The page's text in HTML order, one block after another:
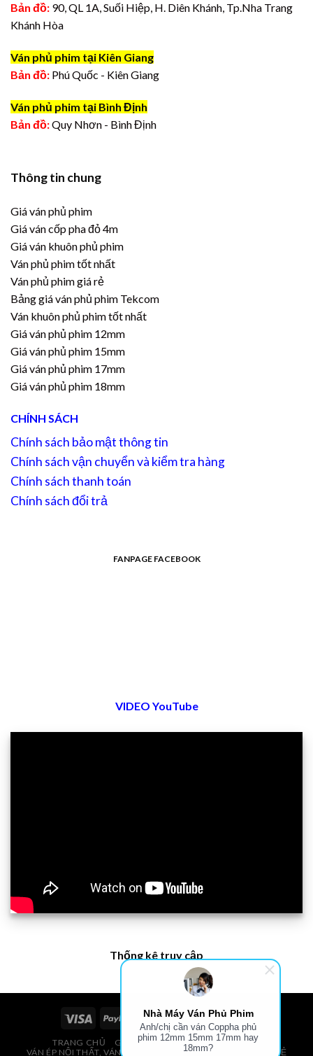
Bản đồ: 90, QL 1A, Suối Hiệp, H. Diên Khánh, Tp.Nha Trang
Khánh Hòa
Ván phủ phim tại Kiên Giang
Bản đồ: Phú Quốc - Kiên Giang
Ván phủ phim tại Bình Định
Bản đồ:Quy Nhơn - Bình Định
Thông tin chung
Giá ván phủ phim
Giá ván cốp pha đỏ 4m
Giá ván khuôn phủ phim
Ván phủ phim tốt nhất
Ván phủ phim giá rẻ
Bảng giá ván phủ phim Tekcom
Ván khuôn phủ phim tốt nhất
Giá ván phủ phim 12mm
Giá ván phủ phim 15mm
Giá ván phủ phim 17mm
Giá ván phủ phim 18mm
CHÍNH SÁCH
Chính sách bảo mật thông tin
Chính sách vận chuyển và kiểm tra hàng
Chính sách thanh toán
Chính sách đổi trả
FANPAGE FACEBOOK
VIDEO YouTube
Thống kê truy cập
TRANG CHỦ
GIÁ VÁN PHỦ PHIM, VÁN COPPHA
VÁN ÉP NỘI THẤT, VÁN ÉP BAO BÌ, VÁN SOFA, PALLETS, VÁN SẺ
Nhà Máy Ván Phủ Phim
Anh/chị cần ván Coppha phủ
phim 12mm 15mm 17mm hay
18mm?